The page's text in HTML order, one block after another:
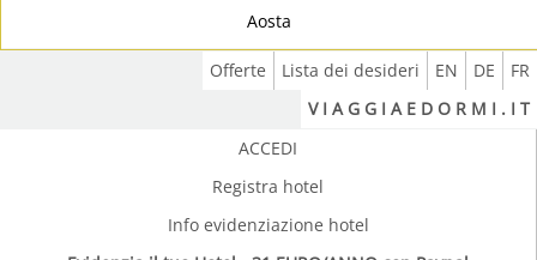
Aosta
FR
DE
EN
Lista dei desideri
Offerte
V I A G G I A E D O R M I . I T
ACCEDI
Registra hotel
Info evidenziazione hotel